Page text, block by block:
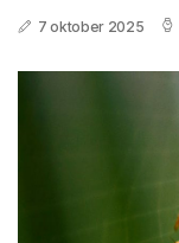
7 oktober 2025